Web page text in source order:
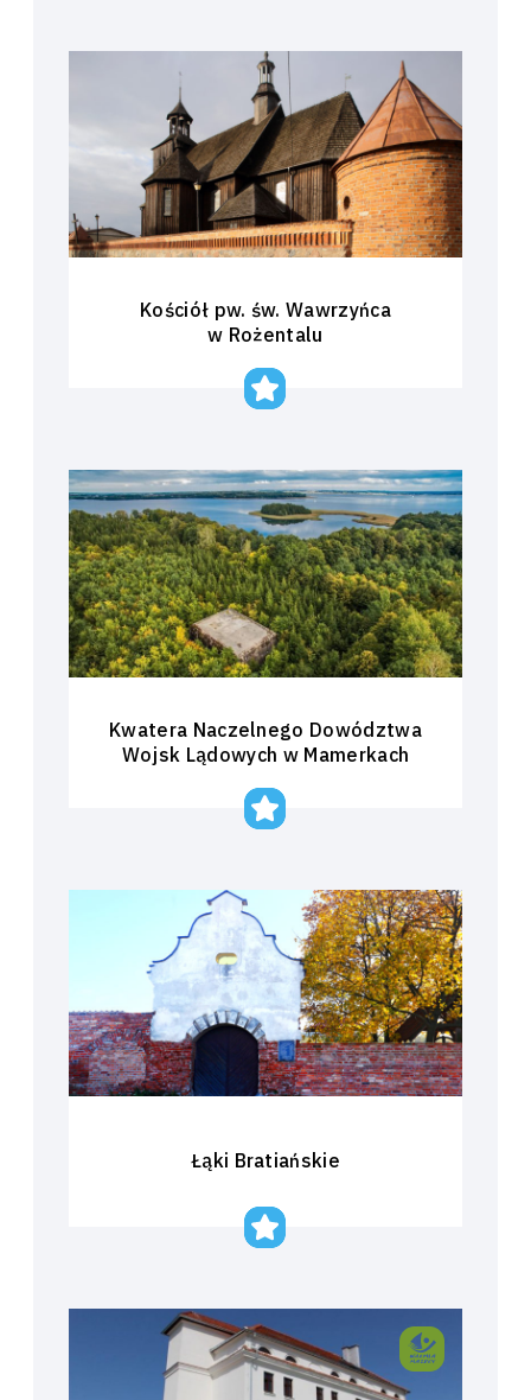
Kościół pw. św. Wawrzyńca
w Rożentalu
Kwatera Naczelnego Dowództwa
Wojsk Lądowych w Mamerkach
Łąki Bratiańskie